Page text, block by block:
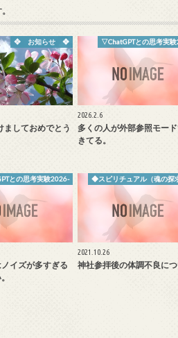
❖ お知らせ ❖
しておめでとう
▽ChatGPTとの思考実
2026.2.6
多くの人が外部参照モー
きてる。
との思考実験2026-
イズが多すぎる
◆スピリチュアル（魂の探
2021.10.26
神社参拝後の体調不良に